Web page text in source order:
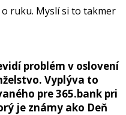
problém v oslovení
Vyplýva to
pre 365.bank pri
je známy ako Deň